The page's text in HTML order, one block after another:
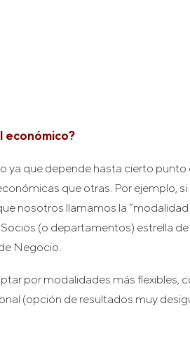
económico?
ya que depende hasta cierto
que otras. Por ejemplo,
nosotros llamamos la
(o departamentos) estrella
Negocio.
por modalidades más flexibles,
(opción de resultados muy